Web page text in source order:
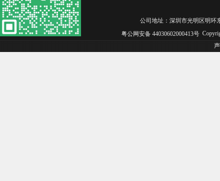
公司地址：深圳市光明区明环
粤公网安备 44030602000413号